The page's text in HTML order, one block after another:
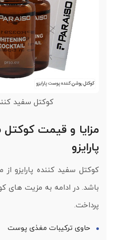
کوکتل سفید
مزایا و قیمت
پارایزو
کوکتل سفید کننده پارایزو از
باشد. در ادامه به مزیت های
پرداخت.
حاوی ترکیبات مغذی پوست